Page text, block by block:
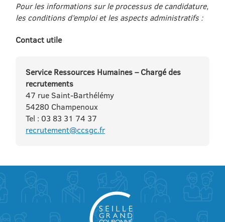
Pour les informations sur le processus de candidature,
les conditions d’emploi et les aspects administratifs :
Contact utile
Service Ressources Humaines – Chargé des
recrutements
47 rue Saint-Barthélémy
54280 Champenoux
Tel : 03 83 31 74 37
recrutement@ccsgc.fr